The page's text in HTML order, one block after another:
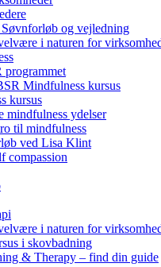
Søvnforløb og vejledning
i naturen for
Mindfulness kursus
kursus
mindfulness ydelser
til mindfulness
ved Lisa Klint
compassion
i naturen for
i skovbadning
& Therapy – find din guide